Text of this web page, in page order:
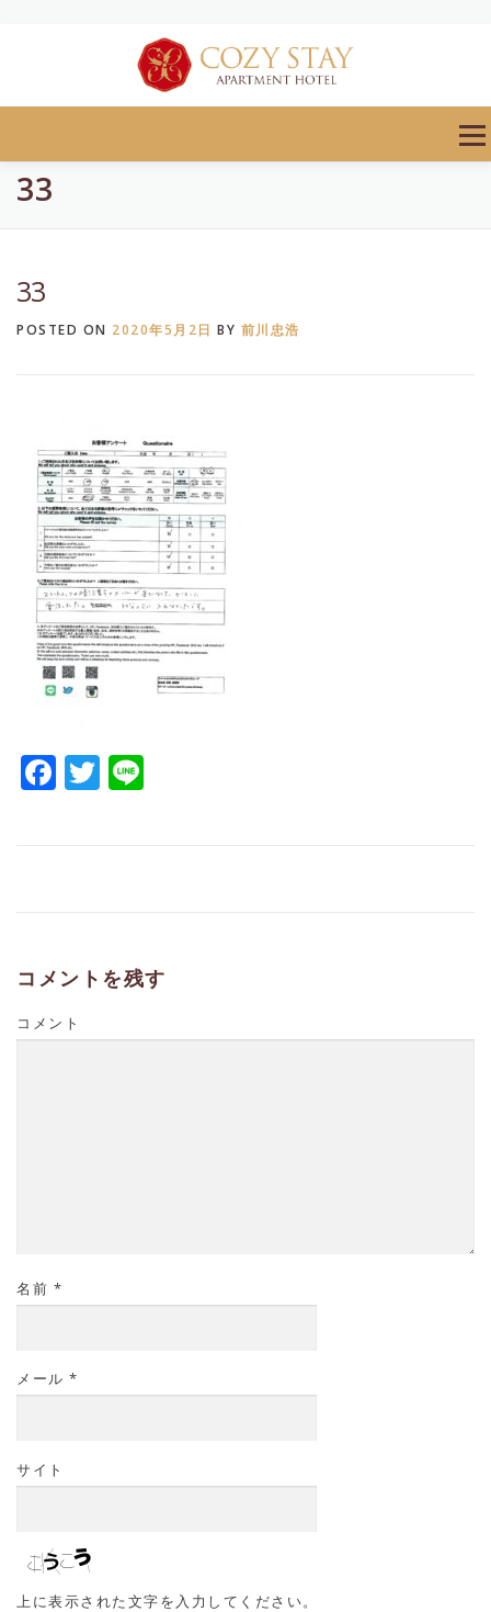
33
33
POSTED ON 2020年5月2日 BY 前川忠浩
Facebook
Twitter
コメントを残す
コメント
名前 *
メール *
サイト
上に表示された文字を入力してください。